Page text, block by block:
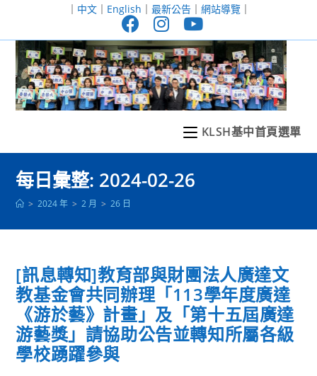
至
｜ 中文｜ English ｜ 最新公告｜ 網站導覽｜
KLSH基中首頁選單
每日彙整: 2024-02-26
> 2024 年 > 2 月 > 26 日
[訊息轉知]教育部與財團法人廣達文
教基金會共同辦理「113學年度廣達
《游於藝》計畫」及「第十五屆廣達
游藝獎」請協助公告並轉知所屬各級
學校踴躍參與